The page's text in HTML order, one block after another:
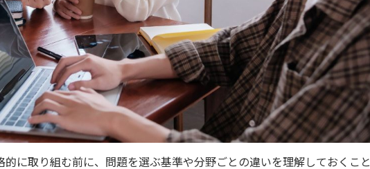
に取り組む前に、問題を選ぶ基準や分野ごとの違いを理解しておくこと